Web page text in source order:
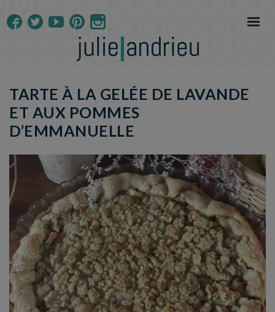
TARTE À LA GELÉE DE LAVANDE
ET AUX POMMES
D’EMMANUELLE